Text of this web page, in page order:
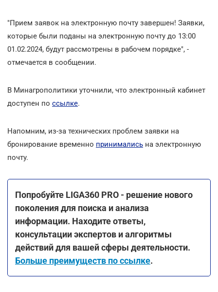
"Прием заявок на электронную почту завершен! Заявки,
которые были поданы на электронную почту до 13:00
01.02.2024, будут рассмотрены в рабочем порядке", -
отмечается в сообщении.
В Минагрополитики уточнили, что электронный кабинет
доступен по ссылке.
Напомним, из-за технических проблем заявки на
бронирование временно принимались на электронную
почту.
Попробуйте LIGA360 PRO - решение нового
поколения для поиска и анализа
информации. Находите ответы,
консультации экспертов и алгоритмы
действий для вашей сферы деятельности.
Больше преимуществ по ссылке.